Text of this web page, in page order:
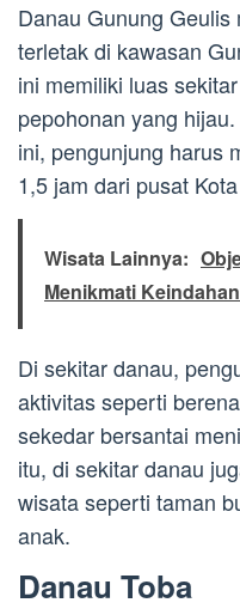
Danau Gunung
terletak di kawasan
ini memiliki luas
pepohonan yang
ini, pengunjung harus
1,5 jam dari pusat
Wisata Lainnya:
Menikmati
Di sekitar danau,
aktivitas seperti
sekedar bersantai
itu, di sekitar danau
wisata seperti taman
anak.
Danau Toba